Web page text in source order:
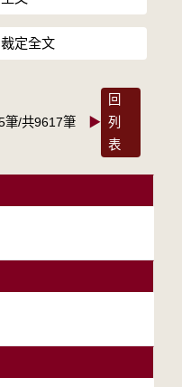
裁定全文
筆/共9617筆 ▶
回
列
表